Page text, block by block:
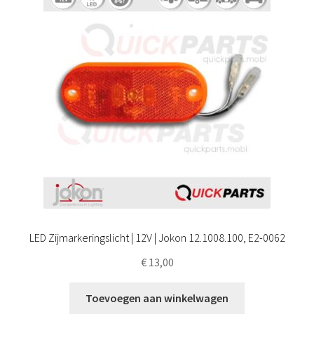
LED Zijmarkeringslicht | 12V | Jokon 12.1008.100, E2-0062
€13,00
Toevoegen aan winkelwagen